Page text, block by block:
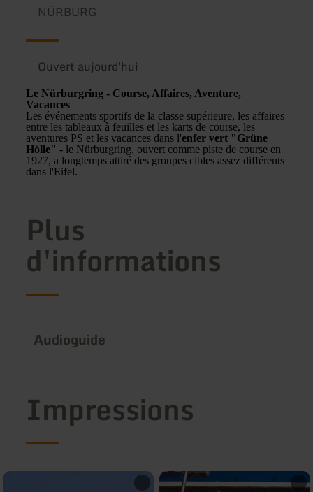
NÜRBURG
Ouvert aujourd'hui
Le Nürburgring - Course, Affaires, Aventure,
Vacances
Les événements sportifs de la classe supérieure, les affaires
entre les tableaux à feuilles et les karts de course, les
aventures PS et les vacances dans l'enfer vert "Grüne
Hölle"- le Nürburgring, ouvert comme piste de course en
1927, a longtemps attiré des groupes cibles assez différents
dans l'Eifel.
Plus
d'informations
Audioguide
Impressions